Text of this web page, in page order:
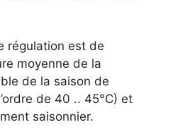
régulation est de
moyenne de la
de la saison de
de 40 .. 45°C) et
saisonnier.